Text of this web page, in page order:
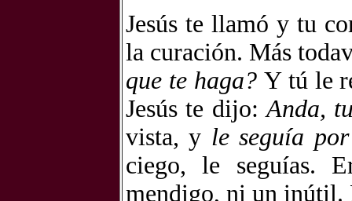
Jesús te llamó y tu
la curación. Más
que te haga? Y tú le
Jesús te dijo:Anda,
vista, y le seguía
ciego, le seguías.
mendigo, ni un inútil.